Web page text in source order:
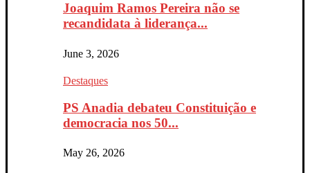
Joaquim Ramos Pereira não se
recandidata à liderança...
June 3, 2026
Destaques
PS Anadia debateu Constituição e
democracia nos 50...
May 26, 2026